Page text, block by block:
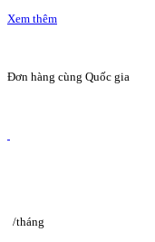
Xem thêm
Đơn hàng cùng Quốc gia
/tháng